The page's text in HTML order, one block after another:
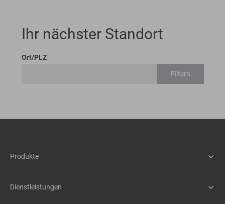
Ihr nächster Standort
Ort/PLZ
Filtern
Produkte
Assistenzsysteme
Dienstleistungen